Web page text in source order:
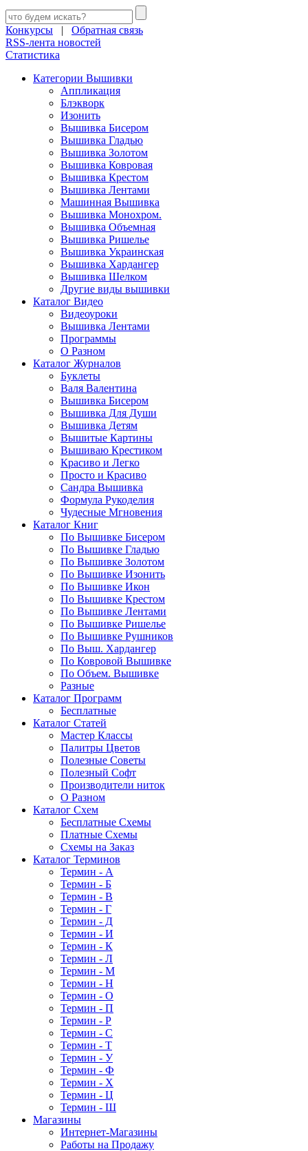
Конкурсы | Обратная связь
RSS-лента новостей
Статистика
Категории Вышивки
Аппликация
Блэкворк
Изонить
Вышивка Бисером
Вышивка Гладью
Вышивка Золотом
Вышивка Ковровая
Вышивка Крестом
Вышивка Лентами
Машинная Вышивка
Вышивка Монохром.
Вышивка Объемная
Вышивка Ришелье
Вышивка Украинская
Вышивка Хардангер
Вышивка Шелком
Другие виды вышивки
Каталог Видео
Видеоуроки
Вышивка Лентами
Программы
О Разном
Каталог Журналов
Буклеты
Валя Валентина
Вышивка Бисером
Вышивка Для Души
Вышивка Детям
Вышитые Картины
Вышиваю Крестиком
Красиво и Легко
Просто и Красиво
Сандра Вышивка
Формула Рукоделия
Чудесные Мгновения
Каталог Книг
По Вышивке Бисером
По Вышивке Гладью
По Вышивке Золотом
По Вышивке Изонить
По Вышивке Икон
По Вышивке Крестом
По Вышивке Лентами
По Вышивке Ришелье
По Вышивке Рушников
По Выш. Хардангер
По Ковровой Вышивке
По Объем. Вышивке
Разные
Каталог Программ
Бесплатные
Каталог Статей
Мастер Классы
Палитры Цветов
Полезные Советы
Полезный Софт
Производители ниток
О Разном
Каталог Схем
Бесплатные Схемы
Платные Схемы
Схемы на Заказ
Каталог Терминов
Термин - А
Термин - Б
Термин - В
Термин - Г
Термин - Д
Термин - И
Термин - К
Термин - Л
Термин - М
Термин - Н
Термин - О
Термин - П
Термин - Р
Термин - С
Термин - Т
Термин - У
Термин - Ф
Термин - Х
Термин - Ц
Термин - Ш
Магазины
Интернет-Магазины
Работы на Продажу